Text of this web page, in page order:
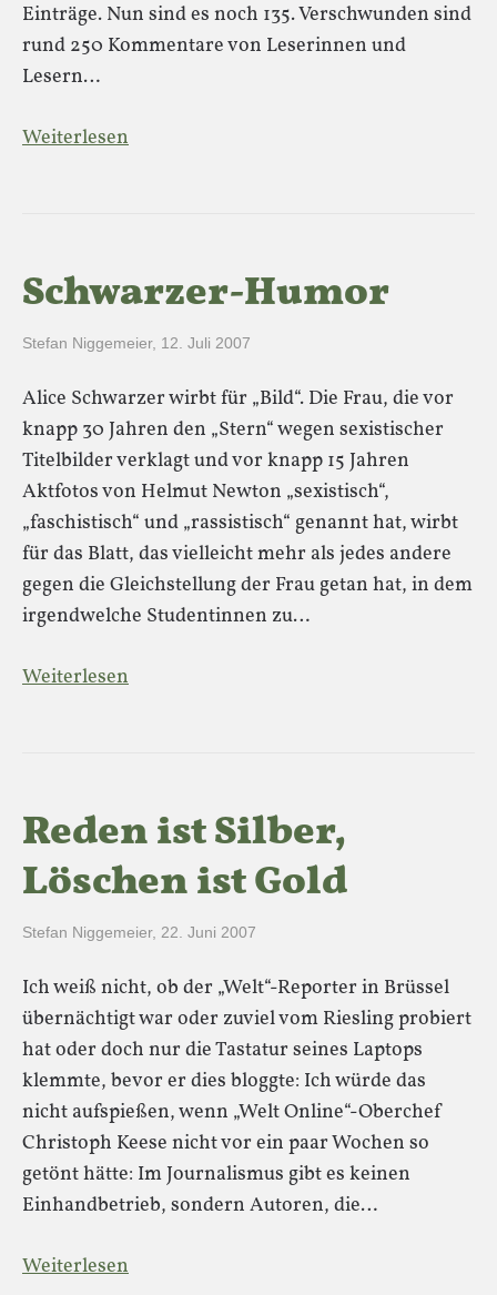
Einträge. Nun sind es noch 135. Verschwunden sind
rund 250 Kommentare von Leserinnen und
Lesern…
Weiterlesen
Schwarzer-Humor
Stefan Niggemeier, 12. Juli 2007
Alice Schwarzer wirbt für „Bild“. Die Frau, die vor
knapp 30 Jahren den „Stern“ wegen sexistischer
Titelbilder verklagt und vor knapp 15 Jahren
Aktfotos von Helmut Newton „sexistisch“,
„faschistisch“ und „rassistisch“ genannt hat, wirbt
für das Blatt, das vielleicht mehr als jedes andere
gegen die Gleichstellung der Frau getan hat, in dem
irgendwelche Studentinnen zu…
Weiterlesen
Reden ist Silber,
Löschen ist Gold
Stefan Niggemeier, 22. Juni 2007
Ich weiß nicht, ob der „Welt“-Reporter in Brüssel
übernächtigt war oder zuviel vom Riesling probiert
hat oder doch nur die Tastatur seines Laptops
klemmte, bevor er dies bloggte: Ich würde das
nicht aufspießen, wenn „Welt Online“-Oberchef
Christoph Keese nicht vor ein paar Wochen so
getönt hätte: Im Journalismus gibt es keinen
Einhandbetrieb, sondern Autoren, die…
Weiterlesen